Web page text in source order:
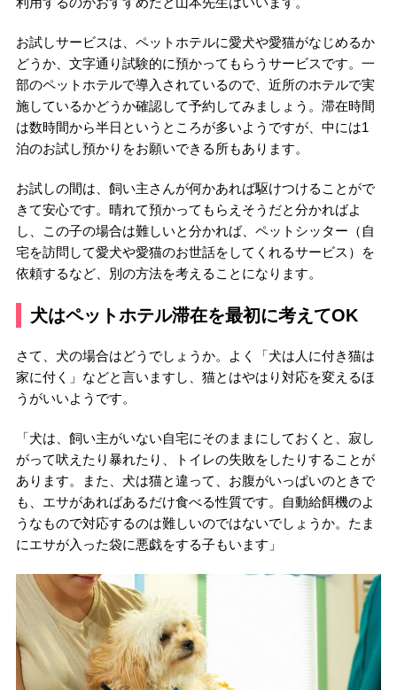
お試しサービスは、ペットホテルに愛犬や愛猫がなじめるか
どうか、文字通り試験的に預かってもらうサービスです。一
部のペットホテルで導入されているので、近所のホテルで実
施しているかどうか確認して予約してみましょう。滞在時間
は数時間から半日というところが多いようですが、中には1
泊のお試し預かりをお願いできる所もあります。
お試しの間は、飼い主さんが何かあれば駆けつけることがで
きて安心です。晴れて預かってもらえそうだと分かればよ
し、この子の場合は難しいと分かれば、ペットシッター（自
宅を訪問して愛犬や愛猫のお世話をしてくれるサービス）を
依頼するなど、別の方法を考えることになります。
犬はペットホテル滞在を最初に考えてOK
さて、犬の場合はどうでしょうか。よく「犬は人に付き猫は
家に付く」などと言いますし、猫とはやはり対応を変えるほ
うがいいようです。
「犬は、飼い主がいない自宅にそのままにしておくと、寂し
がって吠えたり暴れたり、トイレの失敗をしたりすることが
あります。また、犬は猫と違って、お腹がいっぱいのときで
も、エサがあればあるだけ食べる性質です。自動給餌機のよ
うなもので対応するのは難しいのではないでしょうか。たま
にエサが入った袋に悪戯をする子もいます」